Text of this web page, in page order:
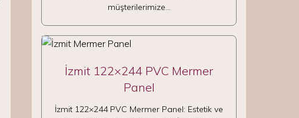
müşterilerimize…
İzmit 122×244 PVC Mermer
Panel
İzmit 122×244 PVC Mermer Panel: Estetik ve